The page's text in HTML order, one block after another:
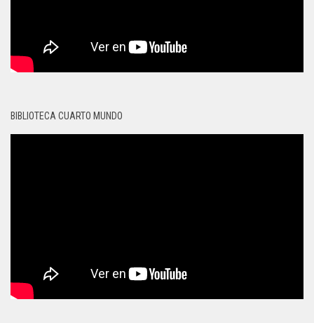
BIBLIOTECA CUARTO MUNDO